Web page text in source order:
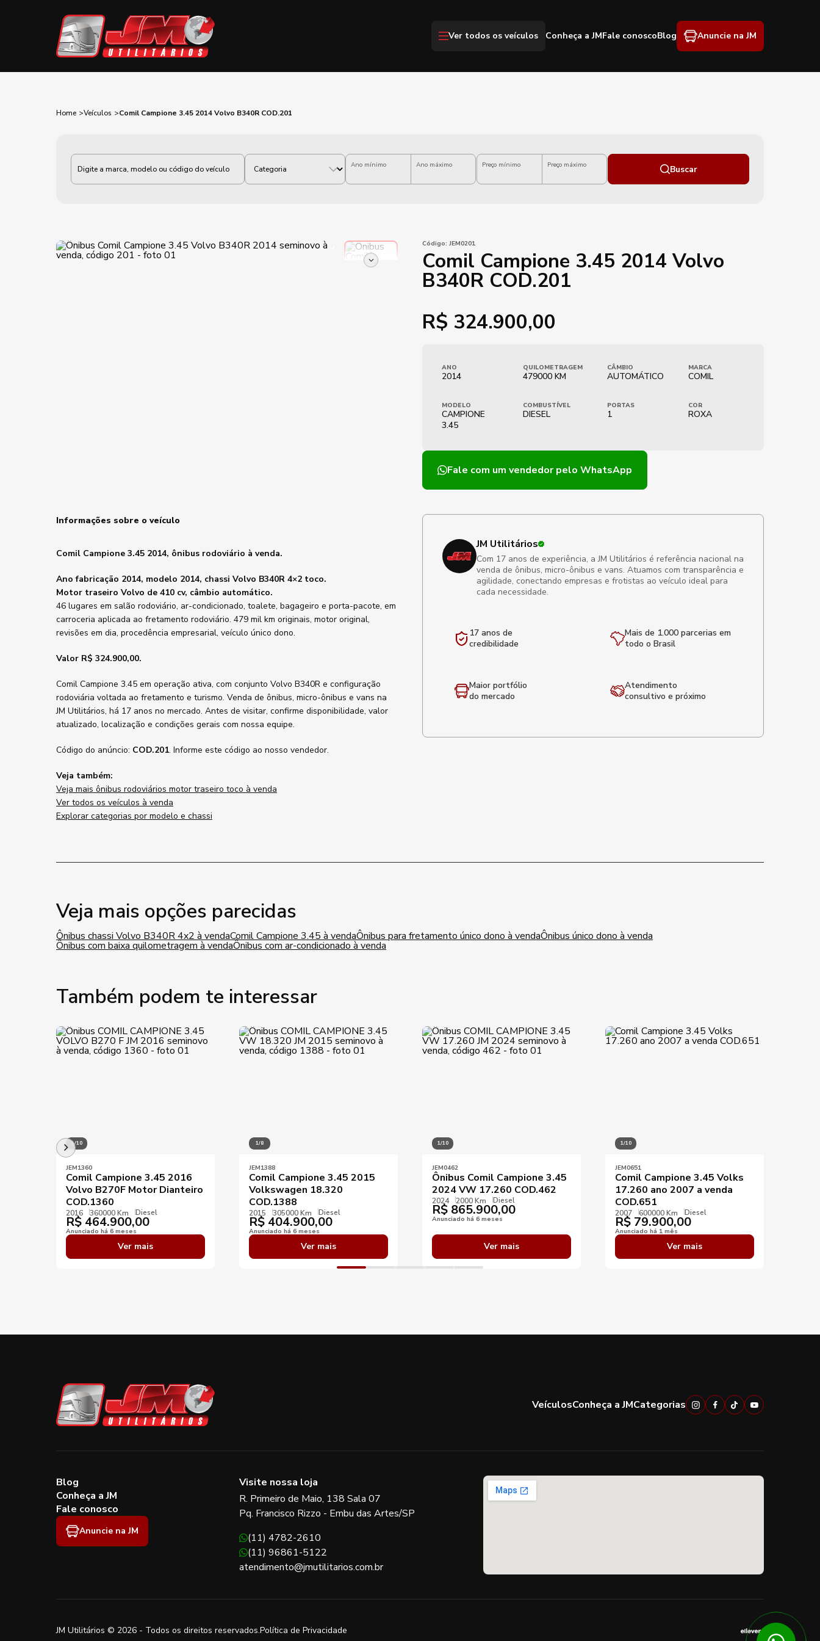
Ver todos os veículos Conheça a JMFale conoscoBlog Anuncie na JM
Home Veículos Comil Campione 3.45 2014 Volvo B340R COD.201
Categoria Ano mínimo Ano máximo Preço mínimo Preço máximo Buscar
Código: JEM0201
Comil Campione 3.45 2014 Volvo
B340R COD.201
R$ 324.900,00
ANO
2014
QUILOMETRAGEM
479000 KM
CÂMBIO
AUTOMÁTICO
MARCA
COMIL
MODELO
CAMPIONE
3.45
COMBUSTÍVEL
DIESEL
PORTAS
1
COR
ROXA
Fale com um vendedorpelo WhatsApp
Informações sobre o veículo
Comil Campione 3.45 2014, ônibus rodoviário à venda.
Ano fabricação 2014, modelo 2014, chassi Volvo B340R 4×2 toco.
Motor traseiro Volvo de 410 cv, câmbio automático.
46 lugares em salão rodoviário, ar-condicionado, toalete, bagageiro e porta-pacote, em
carroceria aplicada ao fretamento rodoviário. 479 mil km originais, motor original,
revisões em dia, procedência empresarial, veículo único dono.
Valor R$ 324.900,00.
Comil Campione 3.45 em operação ativa, com conjunto Volvo B340R e configuração
rodoviária voltada ao fretamento e turismo. Venda de ônibus, micro-ônibus e vans na
JM Utilitários, há 17 anos no mercado. Antes de visitar, confirme disponibilidade, valor
atualizado, localização e condições gerais com nossa equipe.
Código do anúncio: COD.201. Informe este código ao nosso vendedor.
Veja também:
Veja mais ônibus rodoviários motor traseiro toco à venda
Ver todos os veículos à venda
Explorar categorias por modelo e chassi
JM Utilitários
Com 17 anos de experiência, a JM Utilitários é referência nacional na
venda de ônibus, micro-ônibus e vans. Atuamos com transparência e
agilidade, conectando empresas e frotistas ao veículo ideal para
cada necessidade.
17 anos de
credibilidade
Mais de 1.000 parcerias em
todo o Brasil
Maior portfólio
do mercado
Atendimento
consultivo e próximo
Veja mais opções parecidas
Ônibus chassi Volvo B340R 4x2 à vendaComil Campione 3.45 à vendaÔnibus para fretamento único dono à vendaÔnibus único dono à venda
Ônibus com baixa quilometragem à vendaÔnibus com ar-condicionado à venda
Também podem te interessar
1/10
JEM1360
Comil Campione 3.45 2016
Volvo B270F Motor Dianteiro
COD.1360
2016 360000 Km Diesel
R$ 464.900,00
Anunciado há 6 meses
Ver mais
1/8
JEM1388
Comil Campione 3.45 2015
Volkswagen 18.320
COD.1388
2015 305000 Km Diesel
R$ 404.900,00
Anunciado há 6 meses
Ver mais
1/10
JEM0462
Ônibus Comil Campione 3.45
2024 VW 17.260 COD.462
2024 2000 Km Diesel
R$ 865.900,00
Anunciado há 6 meses
Ver mais
1/10
JEM0651
Comil Campione 3.45 Volks
17.260 ano 2007 a venda
COD.651
2007 600000 Km Diesel
R$ 79.900,00
Anunciado há 1 mês
Ver mais
VeículosConheça a JMCategorias
Blog
Conheça a JM
Fale conosco
Anuncie na JM
Visite nossa loja
R. Primeiro de Maio, 138 Sala 07
Pq. Francisco Rizzo - Embu das Artes/SP
(11) 4782-2610
(11) 96861-5122
atendimento@jmutilitarios.com.br
JM Utilitários © 2026 - Todos os direitos reservados.Política de Privacidade